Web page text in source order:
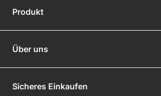
Produkt
Über uns
Sicheres Einkaufen